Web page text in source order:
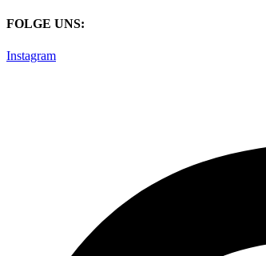
Zum
springen
FOLGE UNS:
Instagram